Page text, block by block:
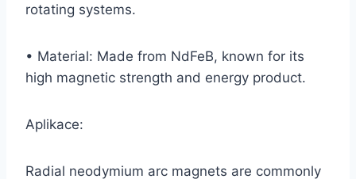
rotating systems.
• Material: Made from NdFeB, known for its
high magnetic strength and energy product.
Aplikace:
Radial neodymium arc magnets are commonly